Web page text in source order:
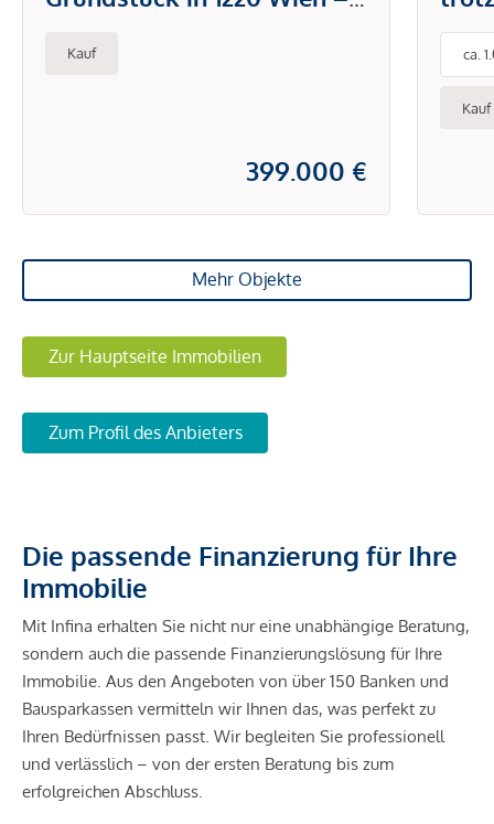
Garten & Dachterrasse
Kauf
399.000 €
in
ca.
Kauf
Mehr Objekte
Zur Hauptseite Immobilien
Zum Profil des Anbieters
Die passende Finanzierung für Ihre
Immobilie
Mit Infina erhalten Sie nicht nur eine unabhängige Beratung,
sondern auch die passende Finanzierungslösung für Ihre
Immobilie. Aus den Angeboten von über 150 Banken und
Bausparkassen vermitteln wir Ihnen das, was perfekt zu
Ihren Bedürfnissen passt. Wir begleiten Sie professionell
und verlässlich – von der ersten Beratung bis zum
erfolgreichen Abschluss.